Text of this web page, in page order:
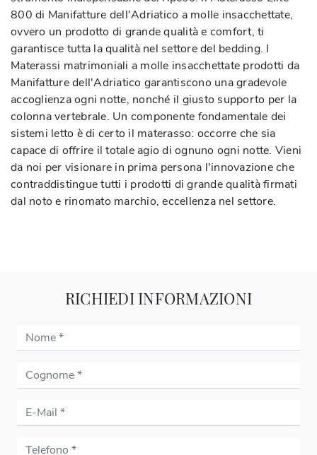
800 di Manifatture dell'Adriatico a molle insacchettate,
ovvero un prodotto di grande qualità e comfort, ti
garantisce tutta la qualità nel settore del bedding. I
Materassi matrimoniali a molle insacchettate prodotti da
Manifatture dell'Adriatico garantiscono una gradevole
accoglienza ogni notte, nonché il giusto supporto per la
colonna vertebrale. Un componente fondamentale dei
sistemi letto è di certo il materasso: occorre che sia
capace di offrire il totale agio di ognuno ogni notte. Vieni
da noi per visionare in prima persona l'innovazione che
contraddistingue tutti i prodotti di grande qualità firmati
dal noto e rinomato marchio, eccellenza nel settore.
RICHIEDI INFORMAZIONI